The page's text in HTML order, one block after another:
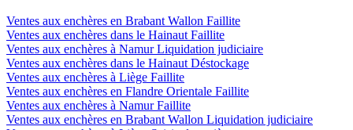
Ventes aux enchères en Brabant Wallon Faillite
Ventes aux enchères dans le Hainaut Faillite
Ventes aux enchères à Namur Liquidation judiciaire
Ventes aux enchères dans le Hainaut Déstockage
Ventes aux enchères à Liège Faillite
Ventes aux enchères en Flandre Orientale Faillite
Ventes aux enchères à Namur Faillite
Ventes aux enchères en Brabant Wallon Liquidation judiciaire